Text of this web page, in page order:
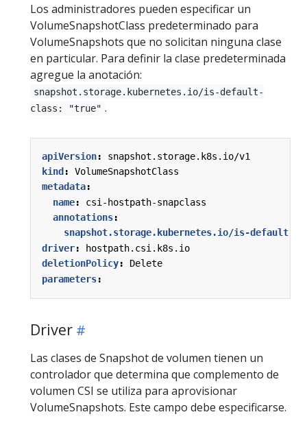
Los administradores pueden especificar un
VolumeSnapshotClass predeterminado para
VolumeSnapshots que no solicitan ninguna clase
en particular. Para definir la clase predeterminada
agregue la anotación:
snapshot.storage.kubernetes.io/is-default-
class: "true" .
apiVersion:
snapshot.storage.k8s.io/v1
kind :
VolumeSnapshotClass
metadata:
name:
csi-hostpath-snapclass
annotations:
snapshot.storage.kubernetes.io/is-default-
driver:
hostpath.csi.k8s.io
deletionPolicy:
Delete
parameters:
Driver
Las clases de Snapshot de volumen tienen un
controlador que determina que complemento de
volumen CSI se utiliza para aprovisionar
VolumeSnapshots. Este campo debe especificarse.